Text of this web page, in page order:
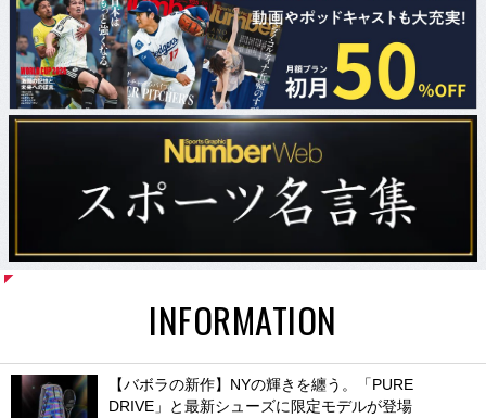
INFORMATION
【バボラの新作】NYの輝きを纏う。「PURE
DRIVE」と最新シューズに限定モデルが登場